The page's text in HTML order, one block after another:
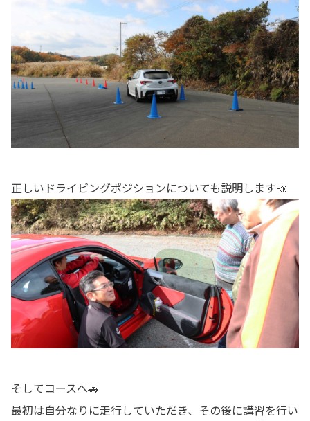
正しいドライビングポジションについても説明します📣
そしてコースへ🚗
最初は自分なりに走行していただき、その後に講習を行い